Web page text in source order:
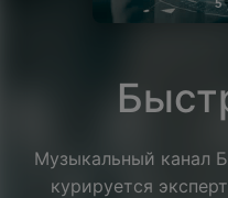
Музыкальный канал
курируется